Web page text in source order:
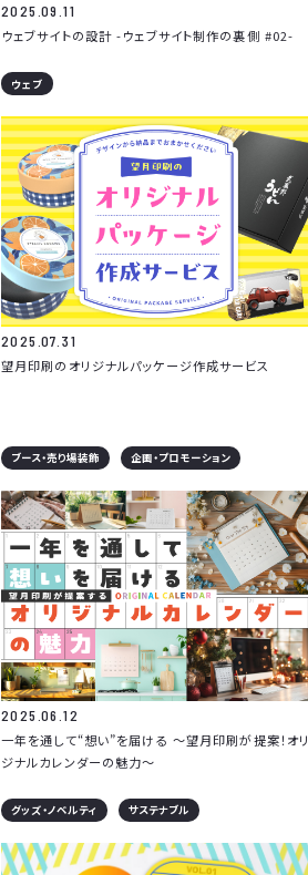
2025.09.11
ウェブサイトの設計 -ウェブサイト制作の裏側 #02-
ウェブ
2025.07.31
望月印刷のオリジナルパッケージ作成サービス
ブース・売り場装飾 企画・プロモーション
2025.06.12
一年を通して“想い”を届ける ～望月印刷が提案！オリ
ジナルカレンダーの魅力～
グッズ・ノベルティ サステナブル